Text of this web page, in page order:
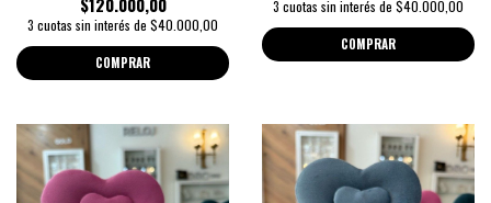
3 cuotas sin interés de $40.000,00
COMPRAR
3 cuotas sin interés de $40.000,00
COMPRAR